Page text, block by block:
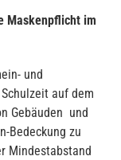
Maskenpflicht im
und
auf dem
Gebäuden und
Bedeckung zu
Mindestabstand